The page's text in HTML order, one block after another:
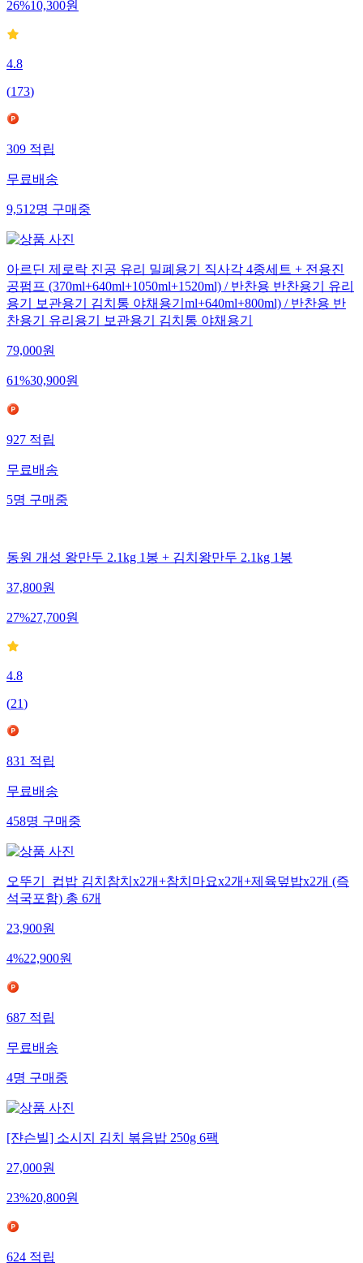
26%10,300원
4.8
(173)
309적립
무료배송
9,512명구매중
아르딘 제로락 진공 유리 밀폐용기 직사각 4종세트 + 전용진
공펌프 (370ml+640ml+1050ml+1520ml) / 반찬용 반찬용기 유리
용기 보관용기 김치통 야채용기ml+640ml+800ml) / 반찬용 반
찬용기 유리용기 보관용기 김치통 야채용기
79,000원
61%30,900원
927적립
무료배송
5명구매중
동원 개성 왕만두 2.1kg 1봉 + 김치왕만두 2.1kg 1봉
37,800원
27%27,700원
4.8
(21)
831적립
무료배송
458명구매중
오뚜기_컵밥 김치참치x2개+참치마요x2개+제육덮밥x2개 (즉
석국포함) 총 6개
23,900원
4%22,900원
687적립
무료배송
4명구매중
[쟌슨빌] 소시지 김치 볶음밥 250g 6팩
27,000원
23%20,800원